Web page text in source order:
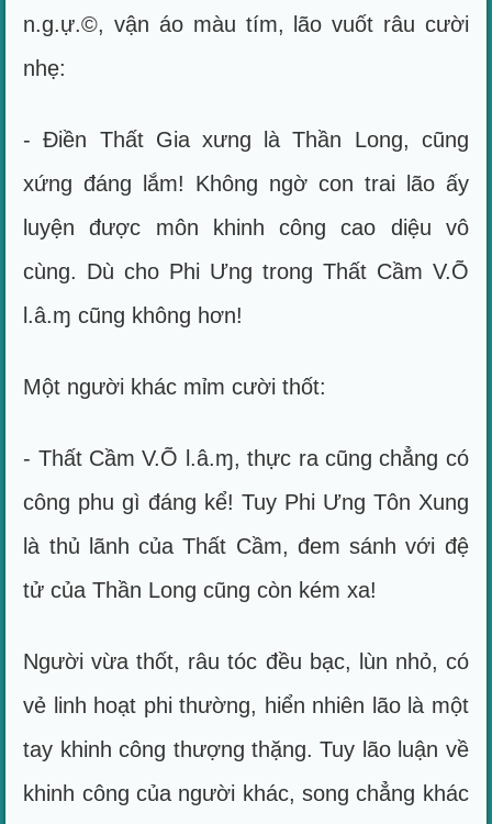
n.g.ự.©, vận áo màu tím, lão vuốt râu cười
nhẹ:
- Điền Thất Gia xưng là Thần Long, cũng
xứng đáng lắm! Không ngờ con trai lão ấy
luyện được môn khinh công cao diệu vô
cùng. Dù cho Phi Ưng trong Thất Cầm V.Õ
l.â.ɱ cũng không hơn!
Một người khác mỉm cười thốt:
- Thất Cầm V.Õ l.â.ɱ, thực ra cũng chẳng có
công phu gì đáng kể! Tuy Phi Ưng Tôn Xung
là thủ lãnh của Thất Cầm, đem sánh với đệ
tử của Thần Long cũng còn kém xa!
Người vừa thốt, râu tóc đều bạc, lùn nhỏ, có
vẻ linh hoạt phi thường, hiển nhiên lão là một
tay khinh công thượng thặng. Tuy lão luận về
khinh công của người khác, song chẳng khác